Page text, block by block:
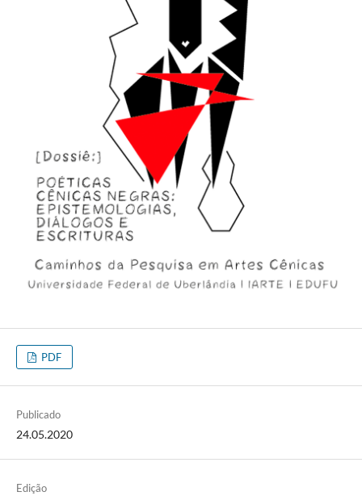
PDF
Publicado
24.05.2020
Edição